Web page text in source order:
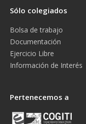
Sólo colegiados
Bolsa de trabajo
Documentación
Ejercicio Libre
Información de Interés
Pertenecemos a